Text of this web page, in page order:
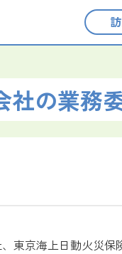
社の業
東京海上日動火災保